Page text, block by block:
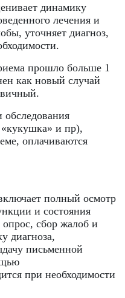
динамику
лечения и
уточняет диагноз,
прошло больше 1
как новый случай
и пр),
оплачиваются
полный осмотр
и состояния
опрос, сбор жалоб и
диагноза,
письменной
при необходимости